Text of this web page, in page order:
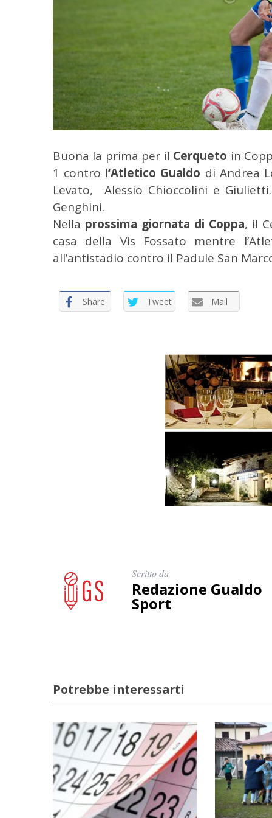
Buona la prima per il Cerqueto in
1 contro l‘Atletico Gualdo di Andrea
Levato, Alessio Chioccolini e
Genghini.
Nella prossima giornata di Coppa, il
casa della Vis Fossato mentre
all’antistadio contro il Padule San
Share Tweet Mail
Scritto da
Redazione Gualdo
Sport
Potrebbe interessarti
e
: